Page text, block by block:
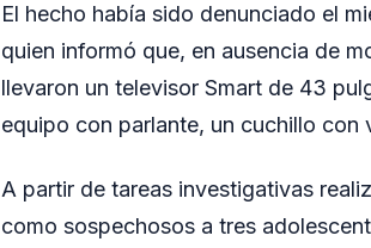
El hecho había sido denunciado el
quien informó que, en ausencia de
llevaron un televisor Smart de 43
equipo con parlante, un cuchillo con
A partir de tareas investigativas
como sospechosos a tres